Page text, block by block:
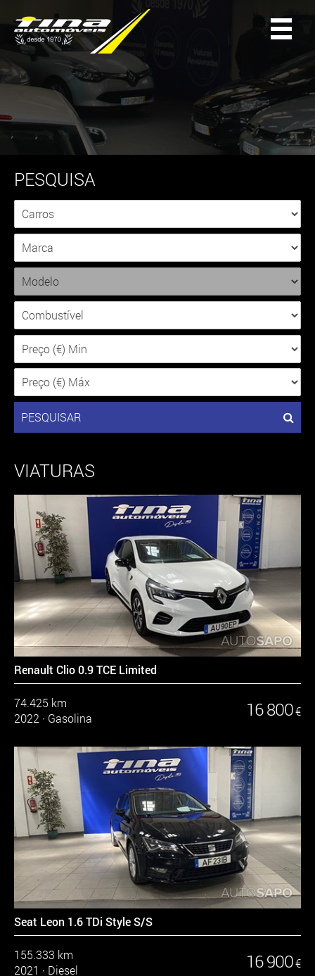
PESQUISA
PESQUISAR
VIATURAS
Renault Clio 0.9 TCE Limited
74.425 km
2022 · Gasolina 16 800 €
Seat Leon 1.6 TDi Style S/S
155.333 km
2021 · Diesel 16 900 €